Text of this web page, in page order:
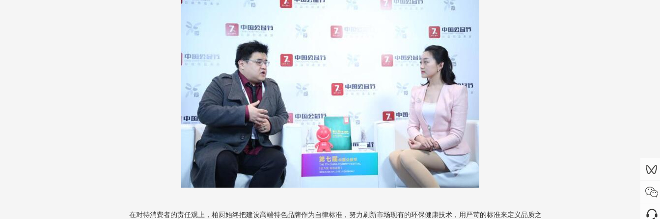
在对待消费者的责任观上，柏厨始终把建设高端特色品牌作为自律标准，努力刷新市场现有的环保健康技术，用严苛的标准来定义品质之